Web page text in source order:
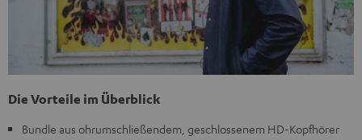
Die Vorteile im Überblick
Bundle aus ohrumschließendem, geschlossenem HD-Kopfhörer